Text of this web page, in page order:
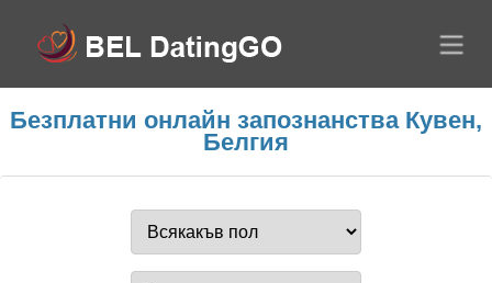
Безплатни онлайн запознанства Кувен,
Белгия